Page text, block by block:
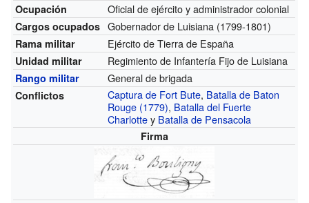
Ocupación
Oficial de ejército y administrador colonial
Cargos ocupados Gobernador de Luisiana (1799-1801)
Rama militar Ejército de Tierra de España
Unidad militar Regimiento de Infantería Fijo de Luisiana
Rango militar General de brigada
Conflictos Captura de Fort Bute, Batalla de Baton
Rouge (1779), Batalla del Fuerte
Charlottey Batalla de Pensacola
Firma